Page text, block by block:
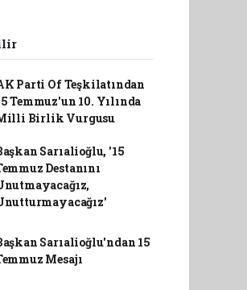
Parti Of Teşkilatından
Temmuz'un 10. Yılında
Birlik Vurgusu
Sarıalioğlu, '15
Destanını
Sarıalioğlu'ndan 15
Mesajı